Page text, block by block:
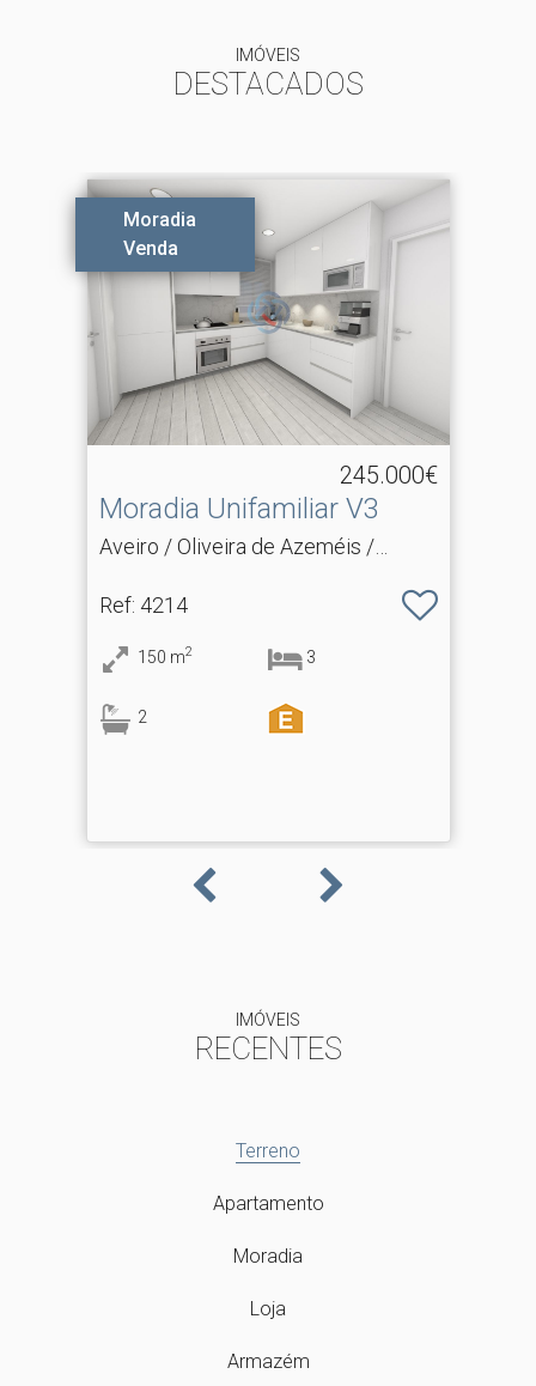
IMÓVEIS
DESTACADOS
Moradia
Venda
245.000€
Moradia Unifamiliar V3
Aveiro / Oliveira de Azeméis /
Ref: 4214
150 m2 3
2
IMÓVEIS
RECENTES
Terreno
Apartamento
Moradia
Loja
Armazém